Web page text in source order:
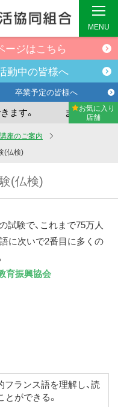
ージはこちら
動中の皆様へ
卒業予定の皆様へ
まだお気に入り店舗
お気に入り
店舗
MENU
座のご案内
(仏検)
(仏検)
試験で、これまで75万人
に次いで2番目に多くの
育振興協会
ランス語を理解し、読
とができる。